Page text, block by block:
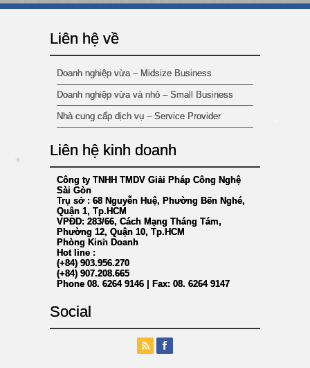
Liên hệ về
Doanh nghiệp vừa – Midsize Business
Doanh nghiệp vừa và nhỏ – Small Business
Nhà cung cấp dịch vụ – Service Provider
Liên hệ kinh doanh
Công ty TNHH TMDV Giải Pháp Công Nghệ
Sài Gòn
Trụ sở : 68 Nguyễn Huệ, Phường Bến Nghé,
Quận 1, Tp.HCM
VPĐD: 283/66, Cách Mạng Tháng Tám,
Phường 12, Quận 10, Tp.HCM
Phòng Kinh Doanh
Hot line :
(+84) 903.956.270
(+84) 907.208.665
Phone 08. 6264 9146 | Fax: 08. 6264 9147
Social
*